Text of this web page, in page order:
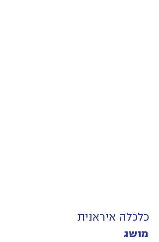
כלכלה איראנית
מושג